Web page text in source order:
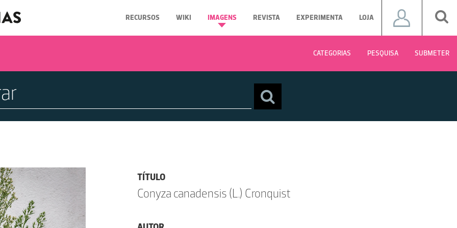
RECURSOS WIKI IMAGENS REVISTA EXPERIMENTA LOJA
CATEGORIAS PESQUISA SUBMETER
TÍTULO
Conyza canadensis (L.) Cronquist